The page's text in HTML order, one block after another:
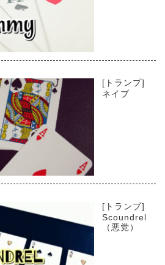
[トランプ]
ネイブ
[トランプ]
Scoundrel
（悪党）